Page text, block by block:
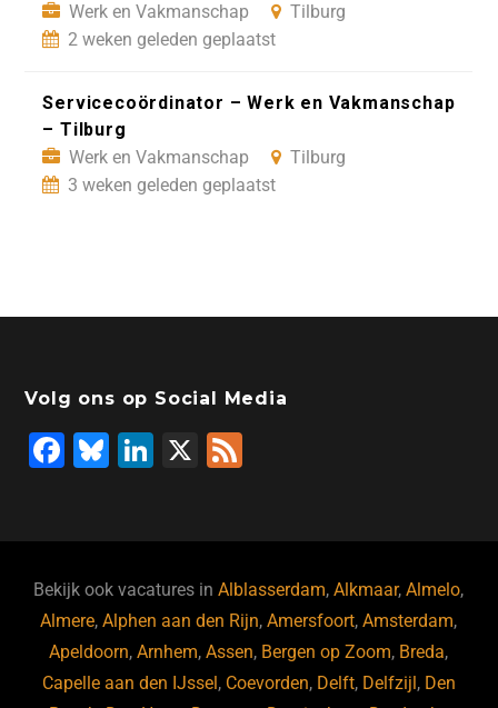
Werk en Vakmanschap
Tilburg
2 weken geleden geplaatst
Servicecoördinator – Werk en Vakmanschap
– Tilburg
Werk en Vakmanschap
Tilburg
3 weken geleden geplaatst
Volg ons op Social Media
F
b
o
o
k
Bl
ky
Li
dI
n
X
Bekijk ook vacatures inAlblasserdam,Alkmaar,Almelo,
Almere,Alphen aan den Rijn,Amersfoort,Amsterdam,
Apeldoorn,Arnhem,Assen, Bergen op Zoom, Breda,
Capelle aan den IJssel, Coevorden, Delft, Delfzijl, Den